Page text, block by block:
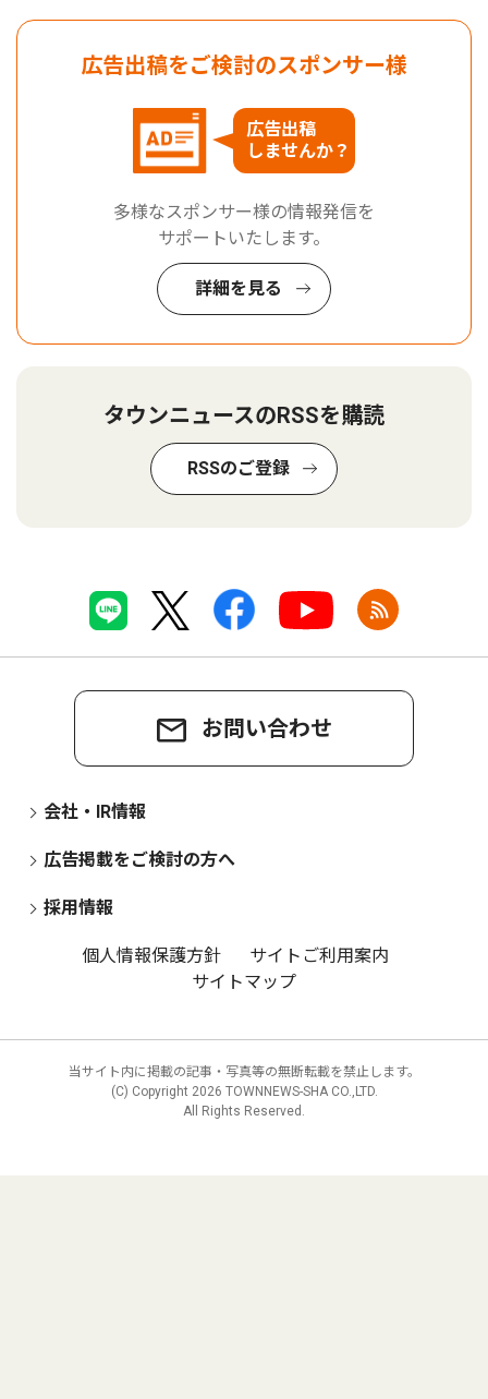
広告出稿をご検討のスポンサー様
広告出稿
しませんか？
多様なスポンサー様の情報発信を
サポートいたします。
詳細を見る
タウンニュースのRSSを購読
RSSのご登録
お問い合わせ
会社・IR情報
広告掲載をご検討の方へ
採用情報
個人情報保護方針
サイトご利用案内
サイトマップ
当サイト内に掲載の記事・写真等の無断転載を禁止します。
(C) Copyright 2026 TOWNNEWS-SHA CO.,LTD.
All Rights Reserved.